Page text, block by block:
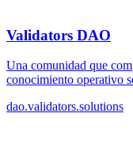
Validators DAO
Una comunidad que
conocimiento operativo
dao.validators.solutions